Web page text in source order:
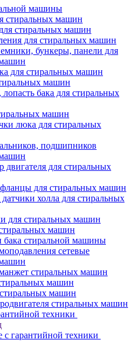
машины
стиральных машин
стиральных машин
для стиральных машин
бункеры, панели для
для стиральных машин
машин
лопасть бака для стиральных
машин
люка для стиральных
подшипников
двигателя для стиральных
для стиральных машин
холла для стиральных
для стиральных машин
машин
бака стиральной машины
сетевые
стиральных машин
машин
машин
стиральных машин
техники
с гарантийной техники